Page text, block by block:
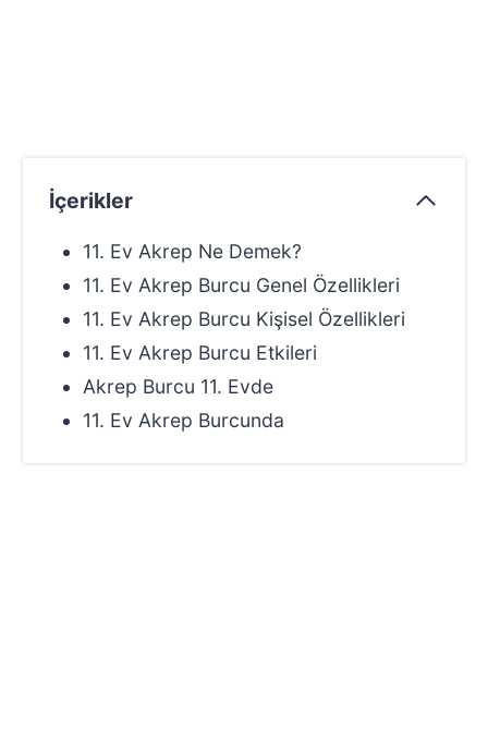
İçerikler
11. Ev Akrep Ne Demek?
11. Ev Akrep Burcu Genel Özellikleri
11. Ev Akrep Burcu Kişisel Özellikleri
11. Ev Akrep Burcu Etkileri
Akrep Burcu 11. Evde
11. Ev Akrep Burcunda